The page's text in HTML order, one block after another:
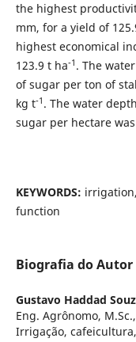
the highest
mm, for a yield of
highest economical
123.9 t ha-1 . The
of sugar per ton of
kg t-1 . The water
sugar per hectare
KEYWORDS: irrigation,
function
Biografia do Autor
Gustavo Haddad
Eng. Agrônomo,
Irrigação,